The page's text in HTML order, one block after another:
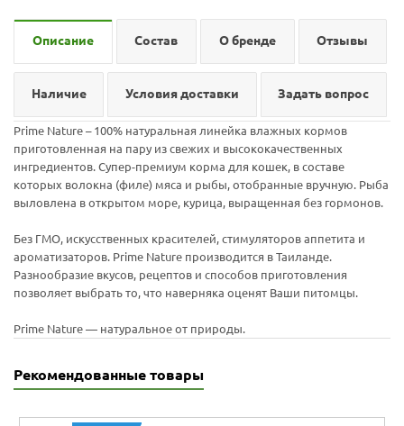
Описание Состав О бренде Отзывы
Наличие Условия доставки Задать вопрос
Prime Nature – 100% натуральная линейка влажных кормов
приготовленная на пару из свежих и высококачественных
ингредиентов. Супер-премиум корма для кошек, в составе
которых волокна (филе) мяса и рыбы, отобранные вручную. Рыба
выловлена в открытом море, курица, выращенная без гормонов.
Без ГМО, искусственных красителей, стимуляторов аппетита и
ароматизаторов. Prime Nature производится в Таиланде.
Разнообразие вкусов, рецептов и способов приготовления
позволяет выбрать то, что наверняка оценят Ваши питомцы.
Prime Nature — натуральное от природы.
Рекомендованные товары